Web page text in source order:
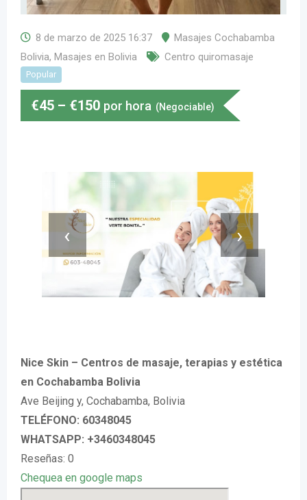
8 de marzo de 2025 16:37
Masajes Cochabamba
Bolivia, Masajes en Bolivia Centro quiromasaje
Popular
€45 – €150 por hora (Negociable)
‹ ›
Nice Skin – Centros de masaje, terapias y estética
en Cochabamba Bolivia
Ave Beijing y, Cochabamba, Bolivia
TELÉFONO: 60348045
WHATSAPP: +3460348045
Reseñas: 0
Chequea en google maps